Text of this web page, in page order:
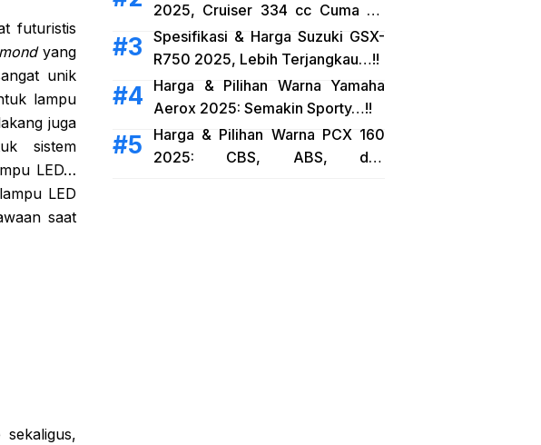
futuristis
yang
unik
lampu
juga
sistem
LED…
LED
saat
2025, Cruiser 334 cc Cuma 38
Jutaan…!!
Spesifikasi & Harga Suzuki GSX-
R750 2025, Lebih Terjangkau…!!
Harga & Pilihan Warna Yamaha
Aerox 2025: Semakin Sporty…!!
Harga & Pilihan Warna PCX 160
2025: CBS, ABS, dan